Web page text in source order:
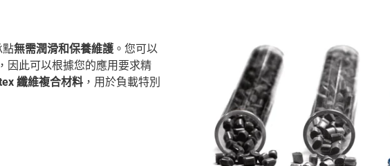
點無需潤滑和保養維護 。您可以
因此可以根據您的應用要求精
纖維複合材料 ，用於負載特別